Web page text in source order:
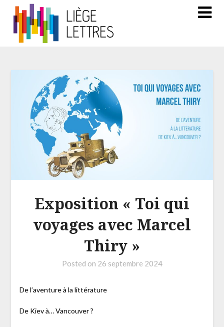
Exposition « Toi qui
voyages avec Marcel
Thiry »
Posted on 26 septembre 2024
De l’aventure à la littérature
De Kiev à… Vancouver ?